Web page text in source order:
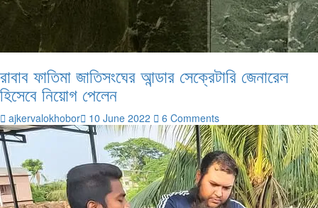
রাবাব ফাতিমা জাতিসংঘের আন্ডার সেক্রেটারি জেনারেল
হিসেবে নিয়োগ পেলেন
ajkervalokhobor 10 June 2022 6 Comments